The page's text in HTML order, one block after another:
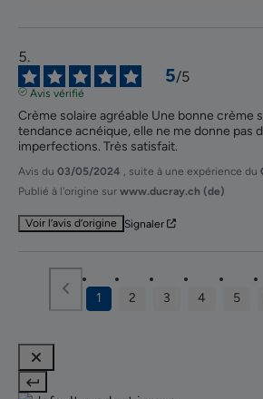
5/5
Avis vérifié
Crème solaire agréable Une bonne crème
tendance acnéique, elle ne me donne pas
imperfections. Très satisfait.
Avis du 03/05/2024 , suite à une expérience du
Publié à l'origine sur www.ducray.ch (de)
Voir l’avis d’origine Signaler
1 2 3 4 5